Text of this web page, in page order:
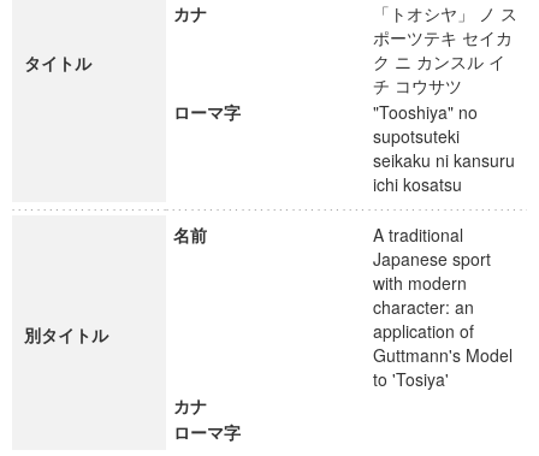
タイトル
カナ
「トオシヤ」 ノ ス
ポーツテキ セイカ
ク ニ カンスル イ
チ コウサツ
ローマ字
"Tooshiya" no
supotsuteki
seikaku ni kansuru
ichi kosatsu
別タイトル
名前
A traditional
Japanese sport
with modern
character: an
application of
Guttmann's Model
to 'Tosiya'
カナ
ローマ字